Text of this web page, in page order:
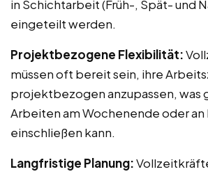
in Schichtarbeit (Früh-, Spät- und
eingeteilt werden.
Projektbezogene Flexibilität:
müssen oft bereit sein, ihre
projektbezogen anzupassen, was
Arbeiten am Wochenende oder
einschließen kann.
Langfristige Planung: